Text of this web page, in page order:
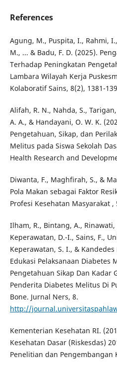
References
Agung, M., Puspita, I., Rahmi,
M., ... & Badu, F. D. (2025).
Terhadap Peningkatan
Lambara Wilayah Kerja
Kolaboratif Sains, 8(2), 1381-
Alifah, R. N., Nahda, S.,
A. A., & Handayani, O. W. K.
Pengetahuan, Sikap, dan
Melitus pada Siswa Sekolah
Health Research and
Diwanta, F., Maghfirah, S., &
Pola Makan sebagai Faktor
Profesi Kesehatan Masyarakat ,
Ilham, R., Bintang, A., Rinawati,
Keperawatan, D.-I., Sains, F.,
Keperawatan, S. I., &
Edukasi Pelaksanaan Diabetes
Pengetahuan Sikap Dan Kadar
Penderita Diabetes Melitus Di
Bone. Jurnal Ners, 8.
http://
Kementerian Kesehatan RI.
Kesehatan Dasar (Riskesdas)
Penelitian dan Pengembangan